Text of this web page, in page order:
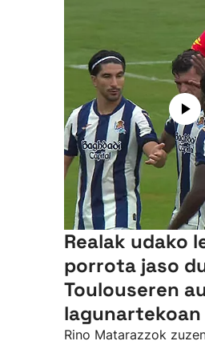
Realak udako
porrota jaso
Toulouseren
lagunartekoan
Rino Matarazzok